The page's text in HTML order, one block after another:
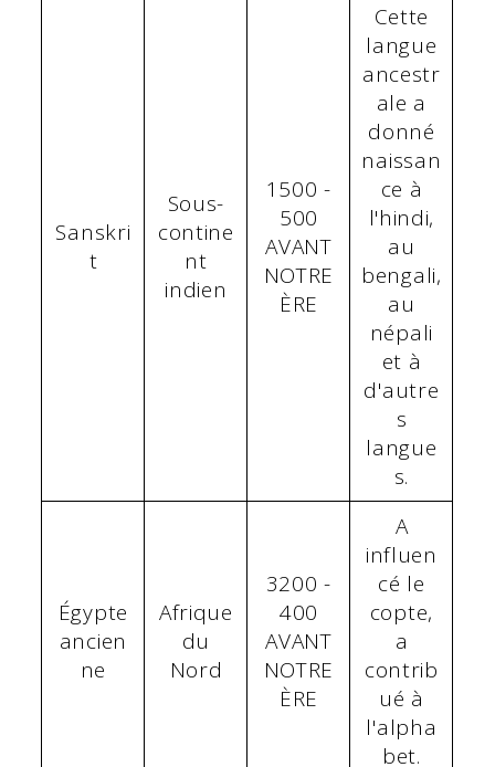
Sanskri
t
Sous-
contine
nt
indien
1500 -
500
AVANT
NOTRE
ÈRE
Cette
langue
ancestr
ale a
donné
naissan
ce à
l'hindi,
au
bengali,
au
népali
et à
d'autre
s
langue
s.
Égypte
ancien
ne
Afrique
du
Nord
3200 -
400
AVANT
NOTRE
ÈRE
A
influen
cé le
copte,
a
contrib
ué à
l'alpha
bet.